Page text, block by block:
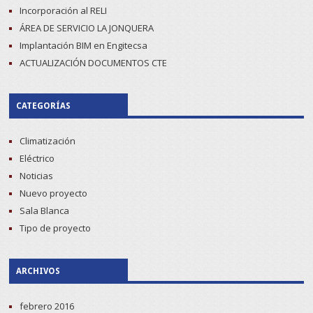
Incorporación al RELI
ÁREA DE SERVICIO LA JONQUERA
Implantación BIM en Engitecsa
ACTUALIZACIÓN DOCUMENTOS CTE
CATEGORÍAS
Climatización
Eléctrico
Noticias
Nuevo proyecto
Sala Blanca
Tipo de proyecto
ARCHIVOS
febrero 2016